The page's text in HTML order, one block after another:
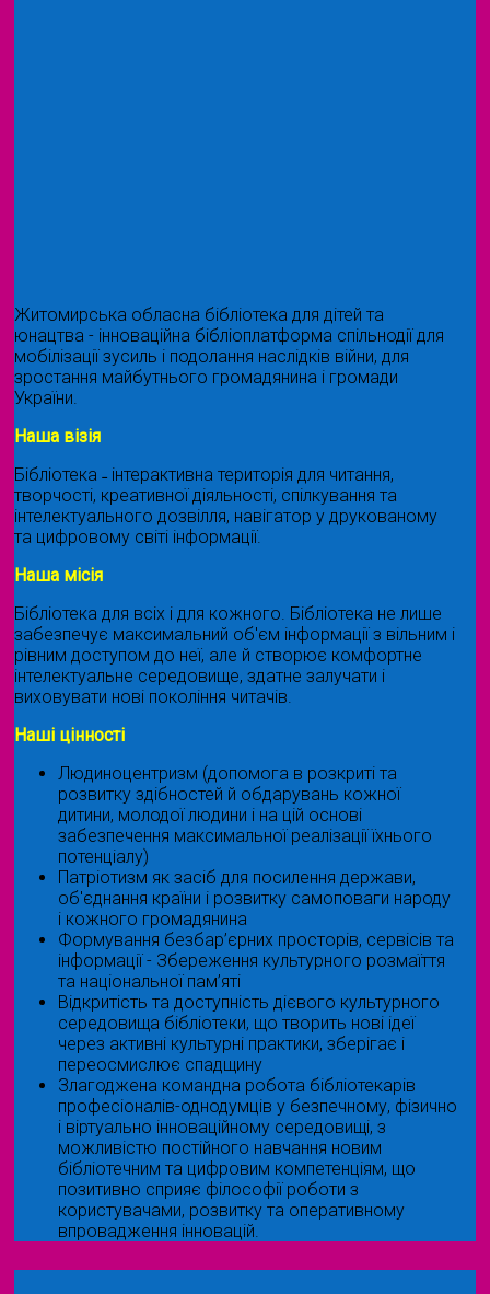
Житомирська обласна бібліотека для дітей та
юнацтва - інноваційна бібліоплатформа спільнодії для
мобілізації зусиль і подолання наслідків війни, для
зростання майбутнього громадянина і громади
України.
Наша візія
Бібліотека ˗ інтерактивна територія для читання,
творчості, креативної діяльності, спілкування та
інтелектуального дозвілля, навігатор у друкованому
та цифровому світі інформації.
Наша місія
Бібліотека для всіх і для кожного. Бібліотека не лише
забезпечує максимальний об'єм інформації з вільним і
рівним доступом до неї, але й створює комфортне
інтелектуальне середовище, здатне залучати і
виховувати нові покоління читачів.
Наші цінності
Людиноцентризм (допомога в розкриті та
розвитку здібностей й обдарувань кожної
дитини, молодої людини і на цій основі
забезпечення максимальної реалізації їхнього
потенціалу)
Патріотизм як засіб для посилення держави,
об'єднання країни і розвитку самоповаги народу
і кожного громадянина
Формування безбар’єрних просторів, сервісів та
інформації - Збереження культурного розмаїття
та національної пам’яті
Відкритість та доступність дієвого культурного
середовища бібліотеки, що творить нові ідеї
через активні культурні практики, зберігає і
переосмислює спадщину
Злагоджена командна робота бібліотекарів
професіоналів-однодумців у безпечному, фізично
і віртуально інноваційному середовищі, з
можливістю постійного навчання новим
бібліотечним та цифровим компетенціям, що
позитивно сприяє філософії роботи з
користувачами, розвитку та оперативному
впровадження інновацій.